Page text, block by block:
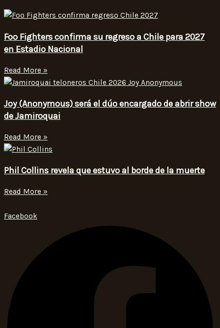
Foo Fighters confirma su regreso a Chile para 2027
en Estadio Nacional
Read More »
Joy (Anonymous) será el dúo encargado de abrir show
de Jamiroquai
Read More »
Phil Collins revela que estuvo al borde de la muerte
Read More »
Facebook